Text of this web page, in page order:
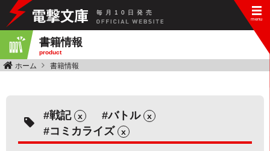
毎 月 10 日 発 売
書籍情報
product
ホーム 書籍情報
戦記 x バトル x
コミカライズ x